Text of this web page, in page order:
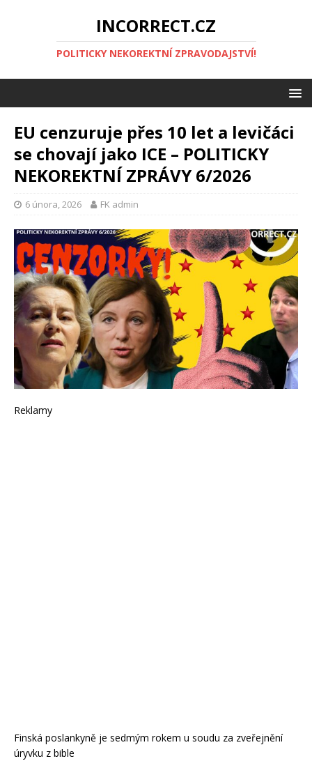
INCORRECT.CZ
POLITICKY NEKOREKTNÍ ZPRAVODAJSTVÍ!
EU cenzuruje přes 10 let a levičáci
se chovají jako ICE – POLITICKY
NEKOREKTNÍ ZPRÁVY 6/2026
6 února, 2026 FK admin
Reklamy
Finská poslankyně je sedmým rokem u soudu za zveřejnění
úryvku z bible